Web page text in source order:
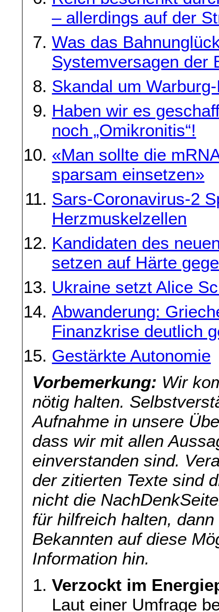
– allerdings auf der
Was das
Systemversagen der
Skandal um
Haben wir es
noch „Omikronitis“!
«Man sollte die
sparsam einsetzen»
Sars-Coronavirus-2
Herzmuskelzellen
Kandidaten des
setzen auf Härte
Ukraine setzt Alice
Abwanderung:
Finanzkrise deutlich
Gestärkte Autonomie
Vorbemerkung: Wir
nötig halten.
Aufnahme in unsere
dass wir mit allen
einverstanden sind.
der zitierten Texte sind
nicht die
für hilfreich halten,
Bekannten auf diese
Information hin.
Verzockt im
Laut einer Umfrage